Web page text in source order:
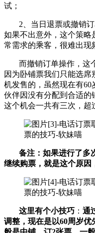
试；
2、当日退票或撤销
如果不出意外，这个策略
常需求的乘客，很难出现
而撤销订单操作，这
因为卧铺票我们只能选
机发售的，虽然现在有
伙伴因没有分配到合适的
这个机会一共有三次，超
备注：如果进行了多
继续购票，就是这个原因
这里有个小技巧 ： 通
调整，现在是以60周岁